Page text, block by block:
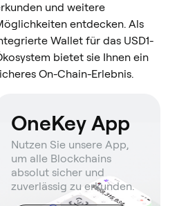
und weitere
entdecken. Als
Wallet für das USD1-
bietet sie Ihnen ein
On-Chain-Erlebnis.
OneKey App
Nutzen Sie unsere App,
um alle Blockchains
absolut sicher und
zuverlässig zu erkunden.